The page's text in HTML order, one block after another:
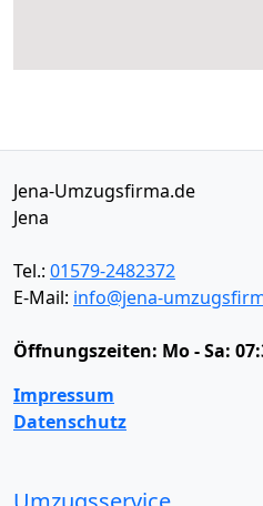
Jena-Umzugsfirma.de
Jena
Tel.: 01579-2482372
E-Mail: info@jena-
Öffnungszeiten: Mo - Sa:
Impressum
Datenschutz